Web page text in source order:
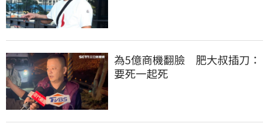
為5億商機翻臉　肥大叔插刀：
要死一起死